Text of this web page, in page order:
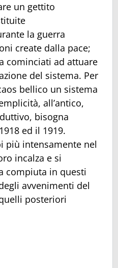
un gettito
la guerra
create dalla pace;
cominciati ad attuare
del sistema. Per
bellico un sistema
all’antico,
bisogna
ed il 1919.
più intensamente nel
incalza e si
compiuta in questi
avvenimenti del
posteriori